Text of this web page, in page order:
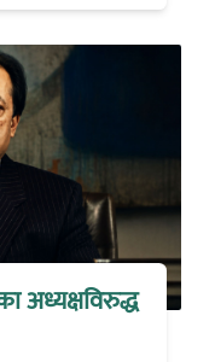
अध्यक्षविरुद्ध